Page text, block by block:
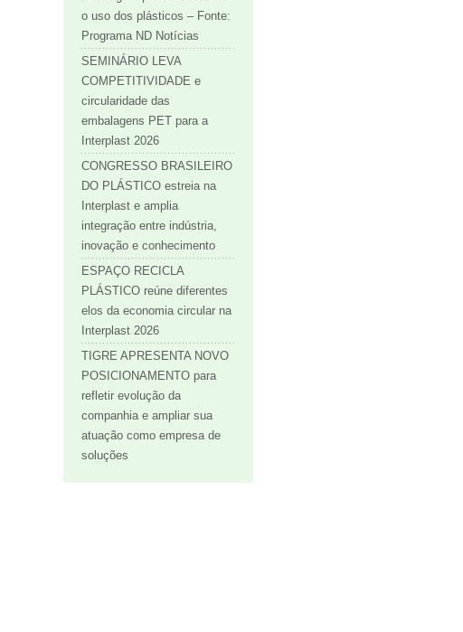
o uso dos plásticos – Fonte:
Programa ND Notícias
SEMINÁRIO LEVA
COMPETITIVIDADE e
circularidade das
embalagens PET para a
Interplast 2026
CONGRESSO BRASILEIRO
DO PLÁSTICO estreia na
Interplast e amplia
integração entre indústria,
inovação e conhecimento
ESPAÇO RECICLA
PLÁSTICO reúne diferentes
elos da economia circular na
Interplast 2026
TIGRE APRESENTA NOVO
POSICIONAMENTO para
refletir evolução da
companhia e ampliar sua
atuação como empresa de
soluções